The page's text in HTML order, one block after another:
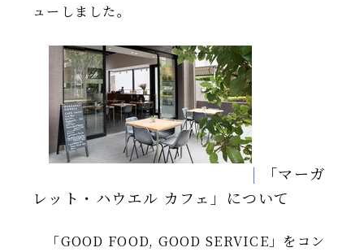
会社情報
TSIトピックス
Foreign Investor
採用情報
お問い合わせ
ューしました。
|
「マーガ
レット・ハウエル カフェ」について
「GOOD FOOD, GOOD SERVICE」をコン